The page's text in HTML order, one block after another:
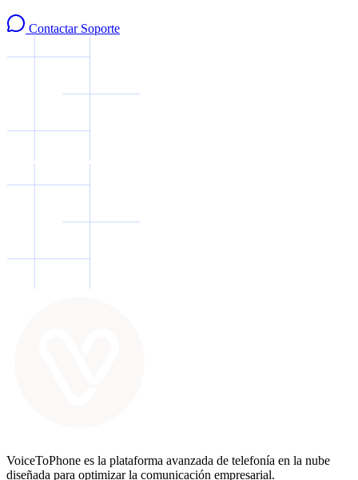
Contactar Soporte
VoiceToPhone es la plataforma avanzada de telefonía en la nube
diseñada para optimizar la comunicación empresarial.